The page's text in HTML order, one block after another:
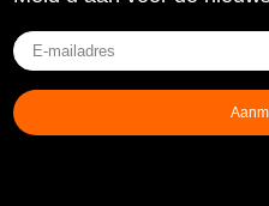
E-
mailadres(Vereist)